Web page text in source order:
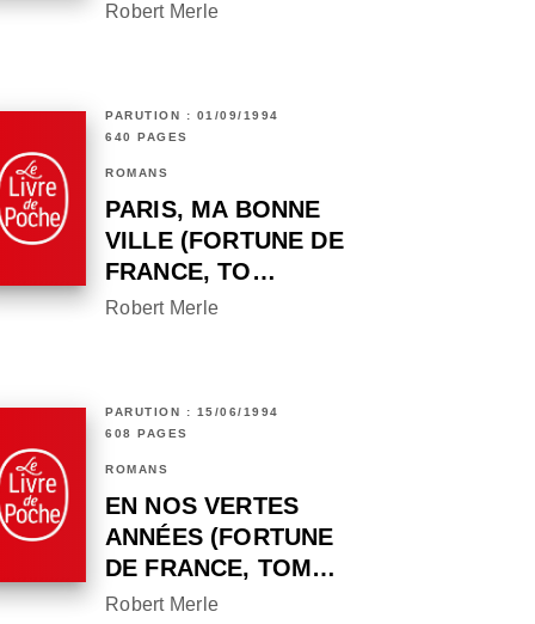
Robert Merle
PARUTION : 01/09/1994
640 PAGES
ROMANS
PARIS, MA BONNE
VILLE (FORTUNE DE
FRANCE, TO…
Robert Merle
PARUTION : 15/06/1994
608 PAGES
ROMANS
EN NOS VERTES
ANNÉES (FORTUNE
DE FRANCE, TOM…
Robert Merle